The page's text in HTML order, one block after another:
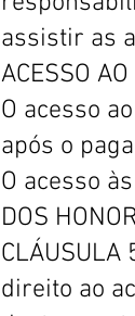
assistir as
ACESSO
O acesso
após o
O acesso
DOS
direito ao